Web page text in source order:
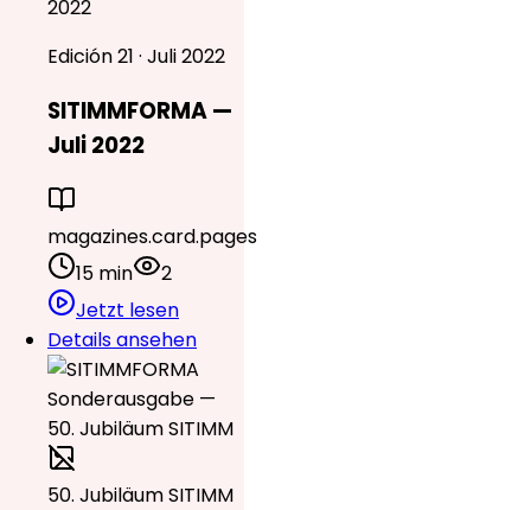
2022
Edición 21 · Juli 2022
SITIMMFORMA —
Juli 2022
magazines.card.pages
15 min
2
Jetzt lesen
Details ansehen
50. Jubiläum SITIMM